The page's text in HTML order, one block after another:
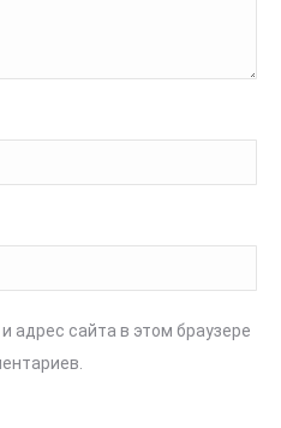
адрес сайта в этом браузере